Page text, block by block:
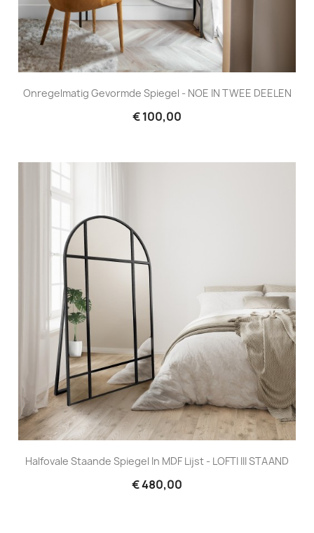
Onregelmatig Gevormde Spiegel - NOE IN TWEE DEELEN
€ 100,00
Halfovale Staande Spiegel In MDF Lijst - LOFTI III STAAND
€ 480,00